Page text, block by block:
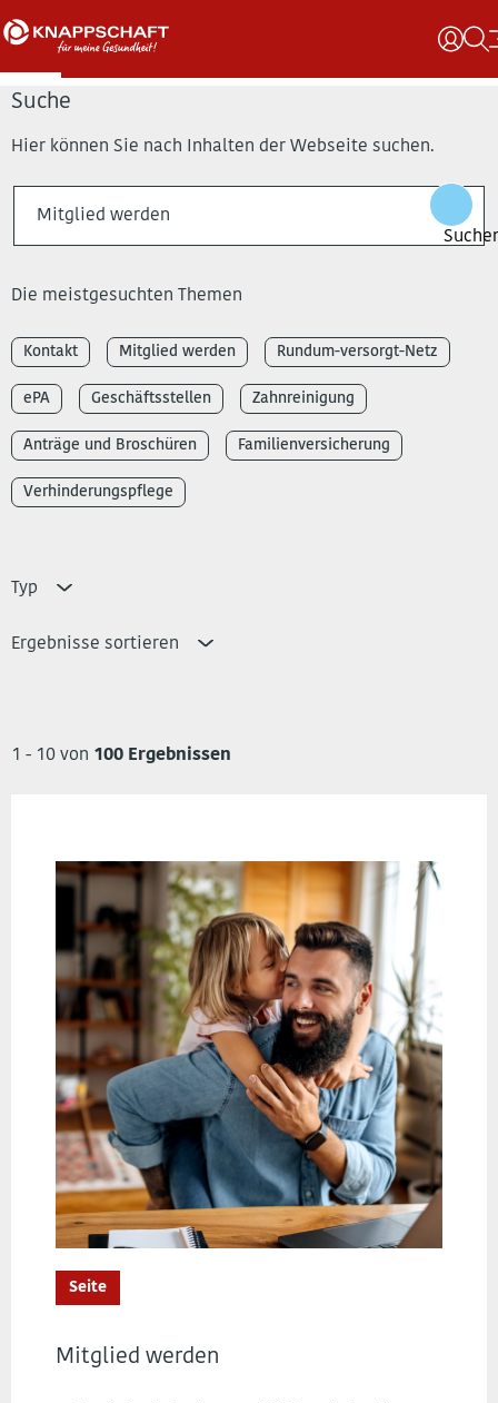
Suche
Hier können Sie nach Inhalten der Webseite suchen.
Die meistgesuchten Themen
Kontakt Mitglied werden Rundum-versorgt-Netz
ePA Geschäftsstellen Zahnreinigung
Anträge und Broschüren Familienversicherung
Verhinderungspflege
Typ
Ergebnisse sortieren
1 - 10 von 100 Ergebnissen
Seite
Mitglied werden